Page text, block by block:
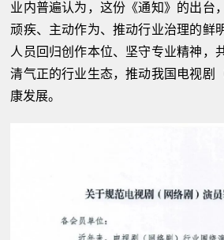
业内普遍认为，这份《通知》的出台
顽疾、主动作为、推动行业治理的鲜
人员回归创作本位、坚守专业精神，
清气正的行业生态，推动我国电视剧
康发展。